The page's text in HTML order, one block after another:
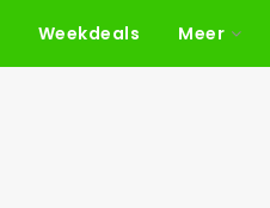
Weekdeals Meer